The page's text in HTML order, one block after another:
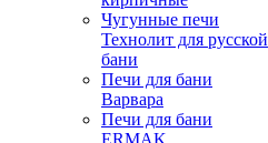
Чугунные печи
Технолит для русской
бани
Печи для бани
Варвара
Печи для бани
ERMAK